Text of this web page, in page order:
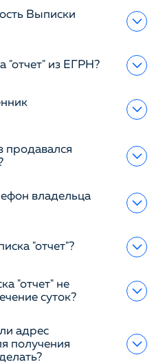
Выписки
"отчет" из ЕГРН?
продавался
владельца
"отчет"?
"отчет" не
суток?
адрес
получения